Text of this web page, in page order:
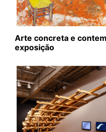
Arte concreta e
exposição